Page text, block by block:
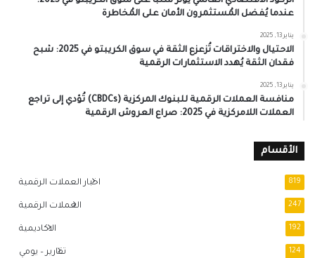
عندما يُفضل المُستثمرون الأمان على المُخاطرة
يناير 13, 2025
الاحتيال والاختراقات تُزعزع الثقة في سوق الكريبتو في 2025: شبح
فقدان الثقة يُهدد الاستثمارات الرقمية
يناير 13, 2025
منافسة العملات الرقمية للبنوك المركزية (CBDCs) تُؤدي إلى تراجع
العملات اللامركزية في 2025: صراع العروش الرقمية
الأقسام
اخبار العملات الرقمية 819
العملات الرقمية 247
الاكاديمية 192
تقارير – يومي 124